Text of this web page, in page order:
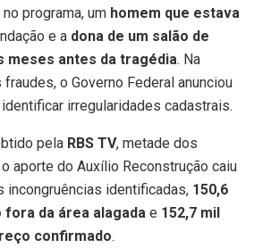
programa, um homem que estava
e a dona de um salão de
meses antes da tragédia. Na
o Governo Federal anunciou
identificar irregularidades cadastrais.
pela RBS TV, metade dos
aporte do Auxílio Reconstrução caiu
incongruências identificadas, 150,6
da área alagada e 152,7 mil
confirmado.